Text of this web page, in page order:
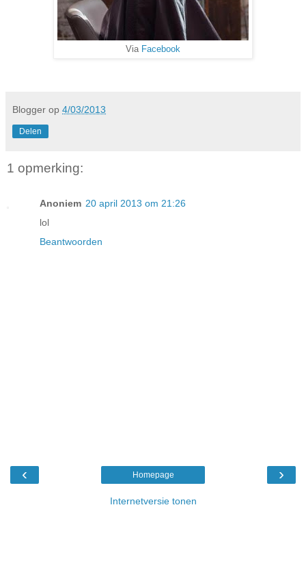
Via Facebook
Blogger op 4/03/2013
Delen
1 opmerking:
Anoniem 20 april 2013 om 21:26
lol
Beantwoorden
‹ ›
Homepage
Internetversie tonen